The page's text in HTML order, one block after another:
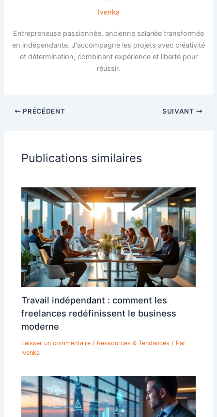
Ivenka
Entrepreneuse passionnée, ancienne salariée transformée
en indépendante. J'accompagne les projets avec créativité
et détermination, combinant expérience et liberté pour
réussir.
PRÉCÉDENT SUIVANT
Publications similaires
Travail indépendant : comment les
freelances redéfinissent le business
moderne
Laisser un commentaire / Ressources & Tendances / Par
Ivenka